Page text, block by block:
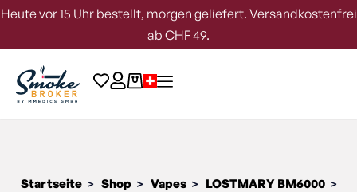
Heute vor 15 Uhr bestellt, morgen geliefert. Versandkostenfrei
ab CHF 49.
Startseite > Shop > Vapes > LOSTMARY BM6000 >